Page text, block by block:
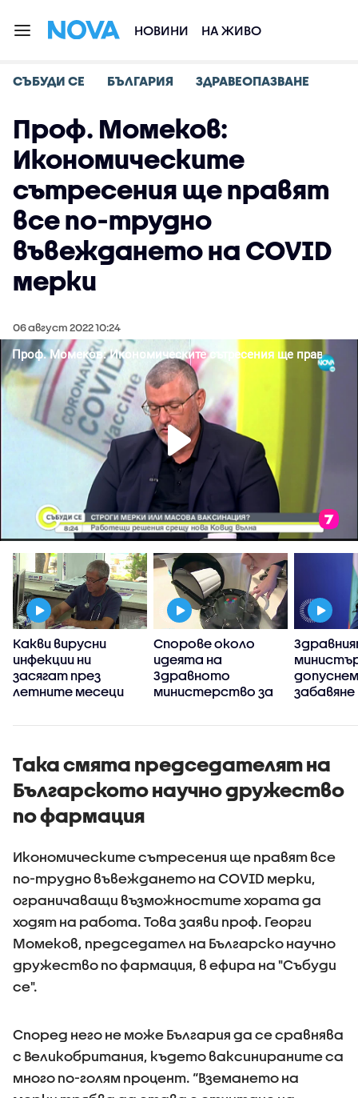
НОВИНИ НА ЖИВО
СЪБУДИ СЕ БЪЛГАРИЯ ЗДРАВЕОПАЗВАНЕ
Проф. Момеков:
Икономическите
сътресения ще правят
все по-трудно
въвеждането на COVID
мерки
06 август 2022 10:24
Какви вирусни
инфекции ни
засягат през
летните месеци
Спорове около
идеята на
Здравното
министерство за
държавния инвитро
забавяне
Така смята председателят на
Българското научно дружество
по фармация
Икономическите сътресения ще правят все
по-трудно въвеждането на COVID мерки,
ограничаващи възможностите хората да
ходят на работа. Това заяви проф. Георги
Момеков, председател на Българско научно
дружество по фармация, в ефира на "Събуди
се".
Според него не може България да се сравнява
с Великобритания, където ваксинираните са
много по-голям процент. “Вземането на